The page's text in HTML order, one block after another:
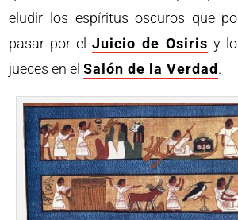
eludir los espíritus oscuros que
pasar por elJuicio de Osiris y
jueces en elSalón de la Verdad.